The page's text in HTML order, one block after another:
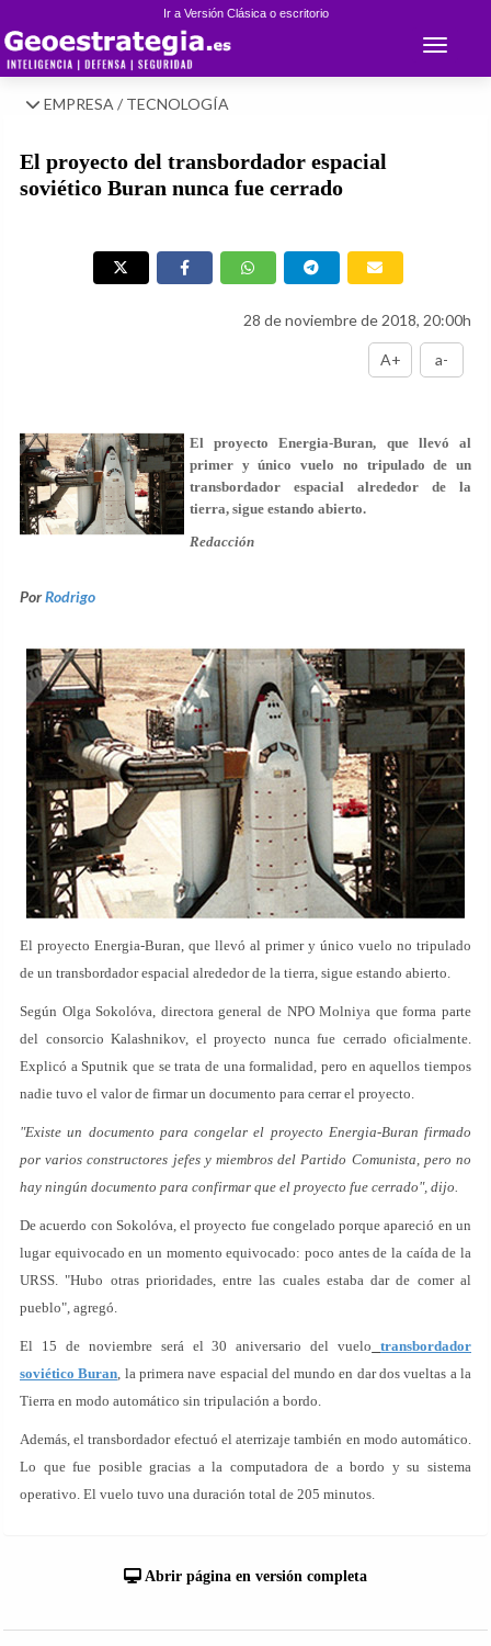
Ir a Versión Clásica o escritorio
Toggle
EMPRESA / TECNOLOGÍA
El proyecto del transbordador espacial
soviético Buran nunca fue cerrado
28 de noviembre de 2018, 20:00h
A+ a-
El proyecto Energia-Buran, que llevó al
primer y único vuelo no tripulado de un
transbordador espacial alrededor de la
tierra, sigue estando abierto.
Redacción
PorRodrigo
El proyecto Energia-Buran, que llevó al primer y único vuelo no tripulado
de un transbordador espacial alrededor de la tierra, sigue estando abierto.
Según Olga Sokolóva, directora general de NPO Molniya que forma parte
del consorcio Kalashnikov, el proyecto nunca fue cerrado oficialmente.
Explicó a Sputnik que se trata de una formalidad, pero en aquellos tiempos
nadie tuvo el valor de firmar un documento para cerrar el proyecto.
"Existe un documento para congelar el proyecto Energia-Buran firmado
por varios constructores jefes y miembros del Partido Comunista, pero no
hay ningún documento para confirmar que el proyecto fue cerrado", dijo.
De acuerdo con Sokolóva, el proyecto fue congelado porque apareció en un
lugar equivocado en un momento equivocado: poco antes de la caída de la
URSS. "Hubo otras prioridades, entre las cuales estaba dar de comer al
pueblo", agregó.
El 15 de noviembre será el 30 aniversario del vuelo
transbordador
soviético Buran, la primera nave espacial del mundo en dar dos vueltas a la
Tierra en modo automático sin tripulación a bordo.
Además, el transbordador efectuó el aterrizaje también en modo automático.
Lo que fue posible gracias a la computadora de a bordo y su sistema
operativo. El vuelo tuvo una duración total de 205 minutos.
Abrir página en versión completa